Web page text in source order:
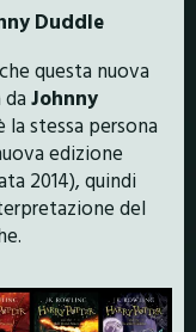
Duddle
questa nuova
Johnny
la stessa persona
edizione
2014), quindi
del